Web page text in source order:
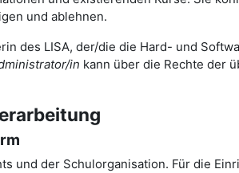
und ablehnen.
des LISA, der/die die Hard- und
in kann über die Rechte der
und der Schulorganisation. Für die